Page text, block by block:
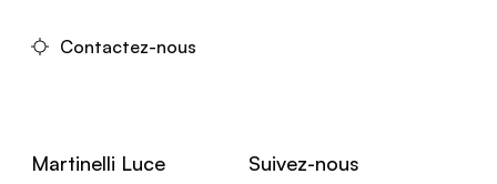
Contactez-nous
Martinelli Luce Suivez-nous